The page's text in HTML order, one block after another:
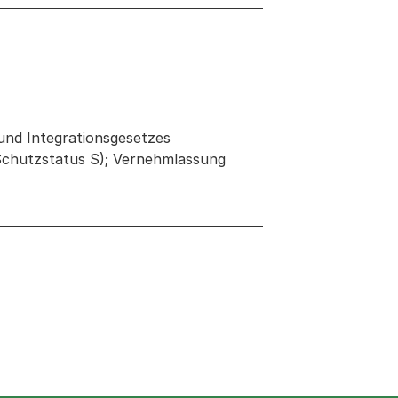
Integrationsgesetzes
S); Vernehmlassung